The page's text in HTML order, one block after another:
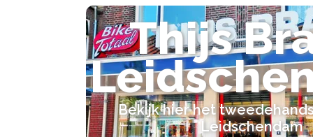
Thijs
Bekijk hier het
Leidschendam